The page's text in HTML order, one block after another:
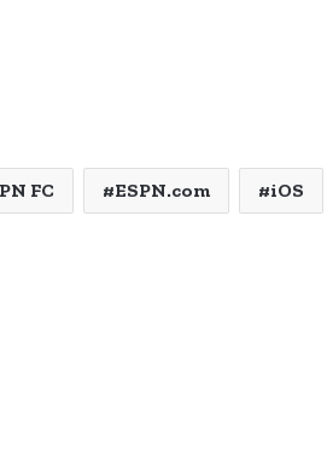
FC ESPN.com iOS